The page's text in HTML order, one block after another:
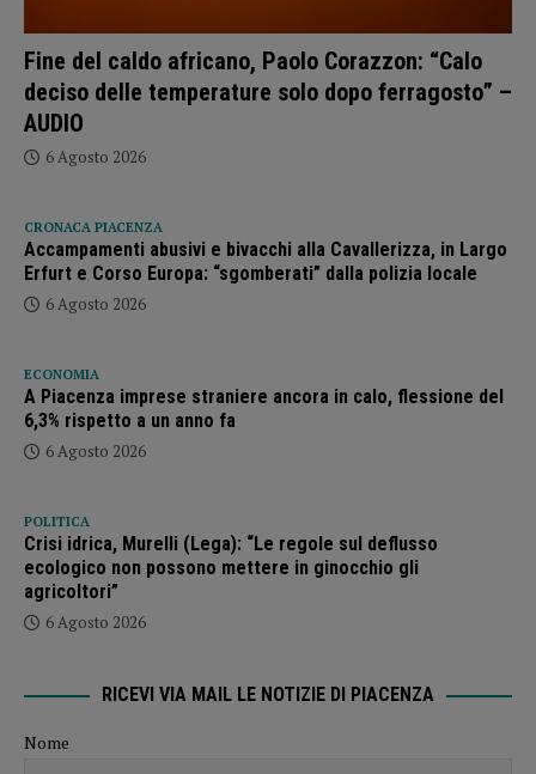
Fine del caldo africano, Paolo Corazzon: “Calo
deciso delle temperature solo dopo ferragosto” –
AUDIO
6 Agosto 2026
CRONACA PIACENZA
Accampamenti abusivi e bivacchi alla Cavallerizza, in Largo
Erfurt e Corso Europa: “sgomberati” dalla polizia locale
6 Agosto 2026
ECONOMIA
A Piacenza imprese straniere ancora in calo, flessione del
6,3% rispetto a un anno fa
6 Agosto 2026
POLITICA
Crisi idrica, Murelli (Lega): “Le regole sul deflusso
ecologico non possono mettere in ginocchio gli
agricoltori”
6 Agosto 2026
RICEVI VIA MAIL LE NOTIZIE DI PIACENZA
Nome